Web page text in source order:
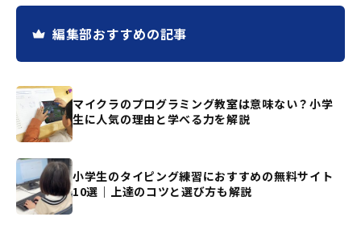
編集部おすすめの記事
マイクラのプログラミング教室は意味ない？小学
生に人気の理由と学べる力を解説
小学生のタイピング練習におすすめの無料サイト
10選｜上達のコツと選び方も解説